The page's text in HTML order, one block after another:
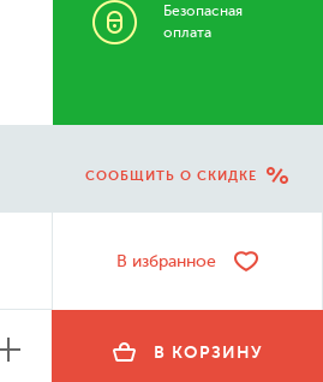
Безопасная
оплата
СООБЩИТЬ О СКИДКЕ
В избранное
В КОРЗИНУ